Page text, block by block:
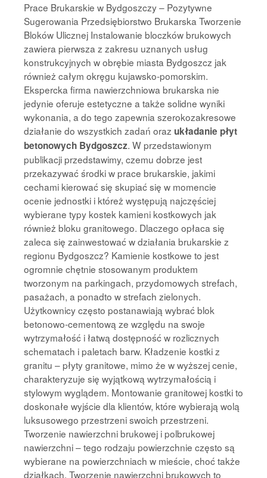
Prace Brukarskie w Bydgoszczy – Pozytywne
Sugerowania Przedsiębiorstwo Brukarska Tworzenie
Bloków Ulicznej Instalowanie bloczków brukowych
zawiera pierwsza z zakresu uznanych usług
konstrukcyjnych w obrębie miasta Bydgoszcz jak
również całym okręgu kujawsko-pomorskim.
Ekspercka firma nawierzchniowa brukarska nie
jedynie oferuje estetyczne a także solidne wyniki
wykonania, a do tego zapewnia szerokozakresowe
działanie do wszystkich zadań oraz układanie płyt
betonowych Bydgoszcz. W przedstawionym
publikacji przedstawimy, czemu dobrze jest
przekazywać środki w prace brukarskie, jakimi
cechami kierować się skupiać się w momencie
ocenie jednostki i któreż występują najczęściej
wybierane typy kostek kamieni kostkowych jak
również bloku granitowego. Dlaczego opłaca się
zaleca się zainwestować w działania brukarskie z
regionu Bydgoszcz? Kamienie kostkowe to jest
ogromnie chętnie stosowanym produktem
tworzonym na parkingach, przydomowych strefach,
pasażach, a ponadto w strefach zielonych.
Użytkownicy często postanawiają wybrać blok
betonowo-cementową ze względu na swoje
wytrzymałość i łatwą dostępność w rozlicznych
schematach i paletach barw. Kładzenie kostki z
granitu – płyty granitowe, mimo że w wyższej cenie,
charakteryzuje się wyjątkową wytrzymałością i
stylowym wyglądem. Montowanie granitowej kostki to
doskonałe wyjście dla klientów, które wybierają wolą
luksusowego przestrzeni swoich przestrzeni.
Tworzenie nawierzchni brukowej i polbrukowej
nawierzchni – tego rodzaju powierzchnie często są
wybierane na powierzchniach w mieście, choć także
działkach. Tworzenie nawierzchni brukowych to